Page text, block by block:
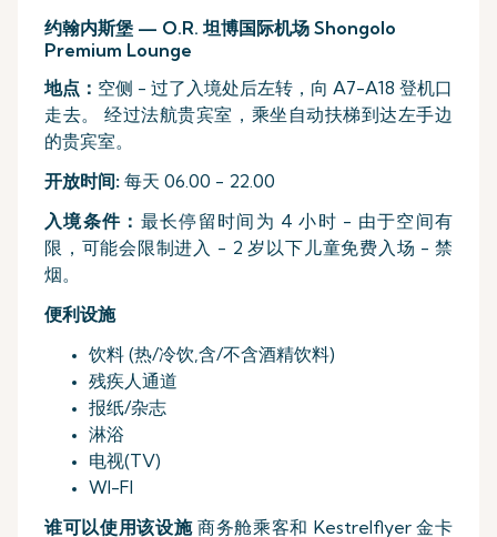
约翰内斯堡 — O.R. 坦博国际机场 Shongolo
Premium Lounge
地点： 空侧 - 过了入境处后左转，向 A7-A18 登机口
走去。 经过法航贵宾室，乘坐自动扶梯到达左手边
的贵宾室。
开放时间: 每天 06.00 - 22.00
入境条件： 最长停留时间为 4 小时 - 由于空间有
限，可能会限制进入 - 2 岁以下儿童免费入场 - 禁
烟。
便利设施
饮料 (热/冷饮,含/不含酒精饮料)
残疾人通道
报纸/杂志
淋浴
电视(TV)
WI-FI
谁可以使用该设施商务舱乘客和 Kestrelflyer 金卡